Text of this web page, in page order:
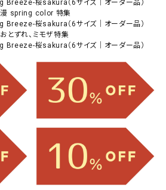
Breeze-桜sakura（6サイズ｜オーダー品）
spring color 特集
Breeze-桜sakura（6サイズ｜オーダー品）
とずれ、ミモザ特集
Breeze-桜sakura（6サイズ｜オーダー品）